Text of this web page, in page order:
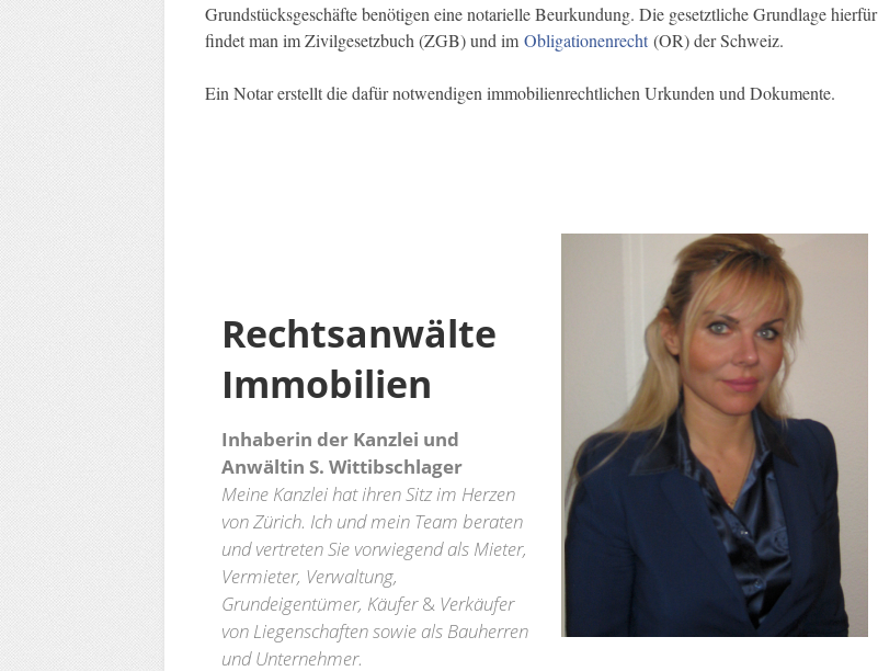
Grundstücksgeschäfte benötigen eine notarielle Beurkundung. Die gesetztliche Grundlage hierfür
findet man im Zivilgesetzbuch (ZGB) und im Obligationenrecht(OR) der Schweiz.
Ein Notar erstellt die dafür notwendigen immobilienrechtlichen Urkunden und Dokumente.
Rechtsanwälte
Immobilien
Inhaberin der Kanzlei und
Anwältin S. Wittibschlager
Meine Kanzlei hat ihren Sitz im Herzen
von Zürich. Ich und mein Team beraten
und vertreten Sie vorwiegend als Mieter,
Vermieter, Verwaltung,
Grundeigentümer, Käufer&Verkäufer
von Liegenschaften sowie als Bauherren
und Unternehmer.